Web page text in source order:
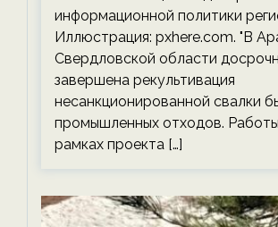
информационной политики
Иллюстрация: pxhere.com. "В
Свердловской области
завершена рекультивация
несанкционированной свалки
промышленных отходов.
рамках проекта […]